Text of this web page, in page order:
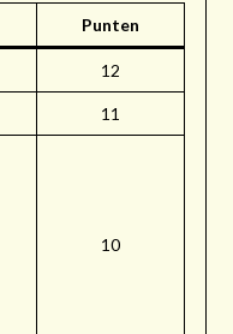
Punten
12
11
10